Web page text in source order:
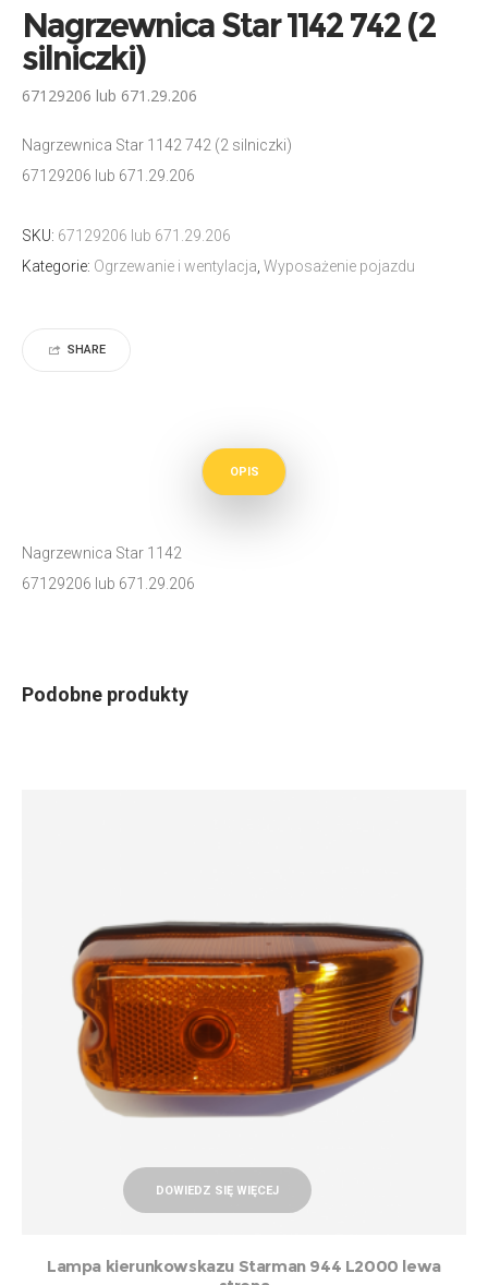
Nagrzewnica Star 1142 742 (2
silniczki)
67129206 lub 671.29.206
Nagrzewnica Star 1142 742 (2 silniczki)
67129206 lub 671.29.206
SKU: 67129206 lub 671.29.206
Kategorie: Ogrzewanie i wentylacja, Wyposażenie pojazdu
SHARE
OPIS
Nagrzewnica Star 1142
67129206 lub 671.29.206
Podobne produkty
DOWIEDZ SIĘ WIĘCEJ
Lampa kierunkowskazu Starman 944 L2000 lewa